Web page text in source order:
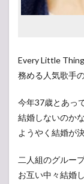
Every Little
務める人気歌手
今年37歳とあっ
結婚しないのか
ようやく結婚が
二人組のグルー
お互い中々結婚